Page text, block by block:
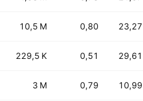
10,5 M 0,80 23,27
229,5 K 0,51 29,61
3 M 0,79 10,99